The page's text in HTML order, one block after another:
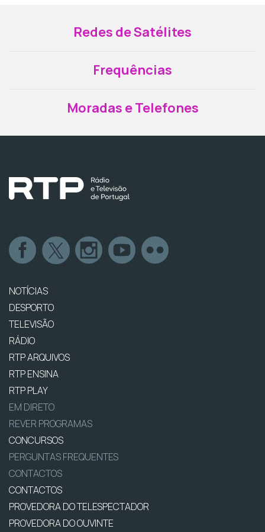
Redes de Satélites
Frequências
Moradas e Telefones
NOTÍCIAS
DESPORTO
TELEVISÃO
RÁDIO
RTP ARQUIVOS
RTP ENSINA
RTP PLAY
EM DIRETO
REVER PROGRAMAS
CONCURSOS
PERGUNTAS FREQUENTES
CONTACTOS
CONTACTOS
PROVEDORA DO TELESPECTADOR
PROVEDORA DO OUVINTE